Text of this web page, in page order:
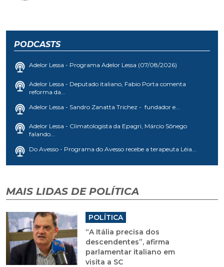
PODCASTS
Adelor Lessa - Programa Adelor Lessa (07/08/2026)
Adelor Lessa - Deputado italiano, Fabio Porta comenta
reforma da...
Adelor Lessa - Sandro Zanatta Trichez - fundador e...
Adelor Lessa - Climatologista da Epagri, Márcio Sônego
falando...
Do Avesso - Programa do Avesso recebe a terapeuta Léia...
MAIS LIDAS DE POLÍTICA
POLÍTICA
“A Itália precisa dos
descendentes”, afirma
parlamentar italiano em
visita a SC